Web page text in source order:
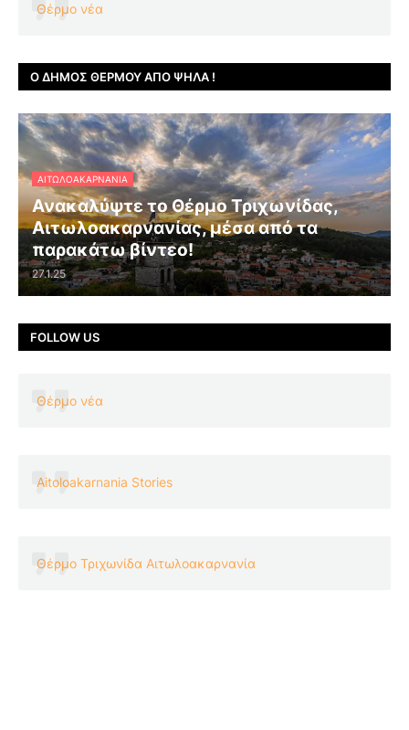
Θέρμο νέα
Ο ΔΉΜΟΣ ΘΈΡΜΟΥ ΑΠΌ ΨΗΛΆ !
ΑΙΤΩΛΟΑΚΑΡΝΑΝΊΑ
Ανακαλύψτε το Θέρμο Τριχωνίδας,
Αιτωλοακαρνανίας, μέσα από τα
παρακάτω βίντεο!
27.1.25
FOLLOW US
Θέρμο νέα
Aitoloakarnania Stories
Θέρμο Τριχωνίδα Αιτωλοακαρνανία